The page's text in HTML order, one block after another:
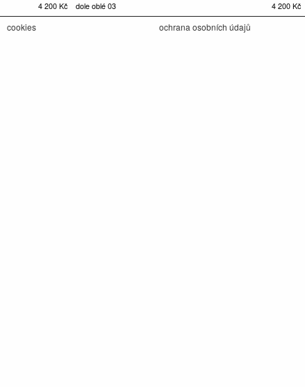
4 200 Kč dole oblé 03 4 200 Kč
cookies ochrana osobních údajů